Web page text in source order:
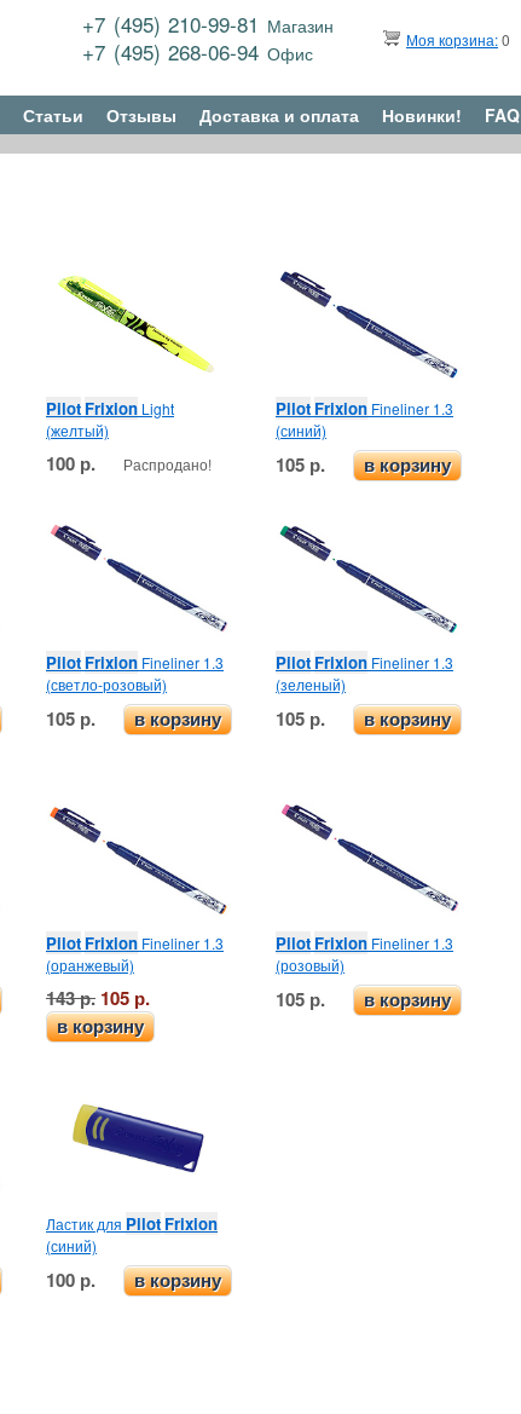
+7 (495) 210-99-81 Магазин
+7 (495) 268-06-94Офис
Моя корзина:0
Статьи Отзывы Доставка и оплата Новинки! FAQ
Pilot Frixion Light
(желтый)
100 р. Распродано!
Pilot Frixion Fineliner 1.3
(синий)
105 р. в корзину
Pilot Frixion Fineliner 1.3
(светло-розовый)
105 р. в корзину
Pilot Frixion Fineliner 1.3
(зеленый)
105 р. в корзину
Pilot Frixion Fineliner 1.3
(оранжевый)
143 р. 105 р.
в корзину
Pilot Frixion Fineliner 1.3
(розовый)
105 р. в корзину
Ластик для Pilot Frixion
(синий)
100 р. в корзину